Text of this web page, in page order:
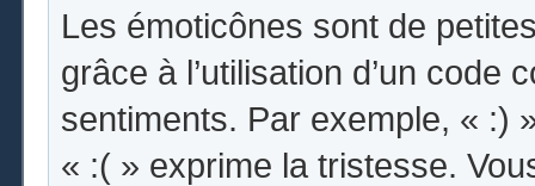
Les émoticônes sont de
grâce à l’utilisation d’un code
sentiments. Par exemple, « :)
« :( » exprime la tristesse.